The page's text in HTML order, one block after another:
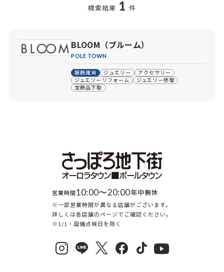
検索結果 1 件
BLOOM（ブルーム）
POLE TOWN
服飾雑貨 ジュエリー
アクセサリー
ジュエリーリフォーム
ジュエリー修理
宝飾品下取
営業時間10:00〜20:00年中無休
※一部営業時間が異なる店舗がございます。
詳しくは各店舗のページでご確認ください。
※1/1・設備点検日を除く